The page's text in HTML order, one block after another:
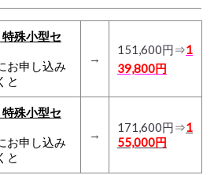
殊小型セ
お申し込み
と
→
151,600円⇒1
39,800円
殊小型セ
お申し込み
と
→ 171,600円⇒1
55,000円